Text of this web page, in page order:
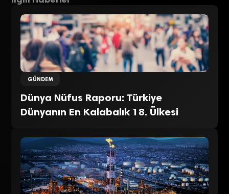
GÜNDEM
Dünya Nüfus Raporu: Türkiye
Dünyanın En Kalabalık 18. Ülkesi